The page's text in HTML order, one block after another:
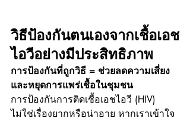
วิธีป้องกันตนเองจากเชื้อเอช
ไอวีอย่างมีประสิทธิภาพ
การป้องกันที่ถูกวิธี = ช่วยลดความเสี่ยง
และหยุดการแพร่เชื้อในชุมชน
การป้องกันการติดเชื้อเอชไอวี (HIV)
ไม่ใช่เรื่องยากหรือน่าอาย หากเราเข้าใจ